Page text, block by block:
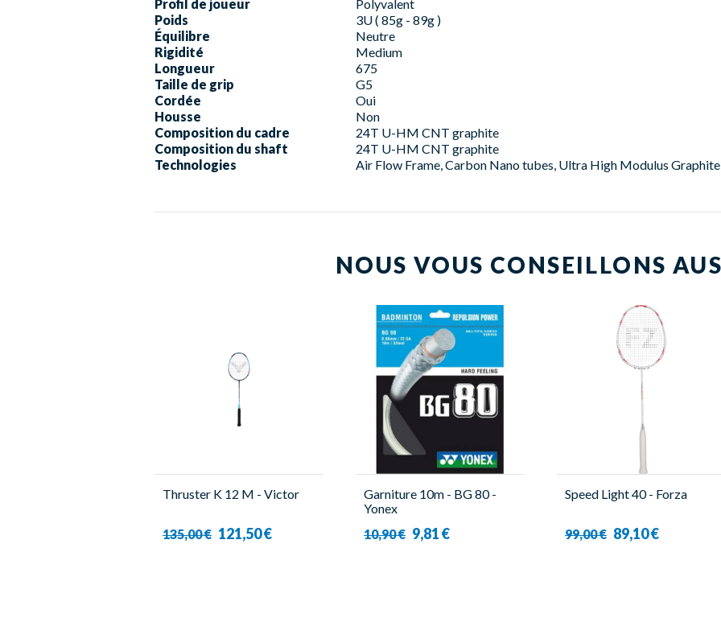
Profil de joueur
Polyvalent
Poids
3U ( 85g - 89g )
Équilibre
Neutre
Rigidité
Medium
Longueur
675
Taille de grip
G5
Cordée
Oui
Housse
Non
Composition du cadre
24T U-HM CNT graphite
Composition du shaft
24T U-HM CNT graphite
Technologies
Air Flow Frame, Carbon Nano tubes, Ultra High Modulus Graphite
NOUS VOUS CONSEILLONS
Thruster K 12 M - Victor
135,00 € 121,50 €
Garniture 10m - BG 80 -
Yonex
10,90 € 9,81 €
Speed Light 40 - Forza
99,00 € 89,10 €